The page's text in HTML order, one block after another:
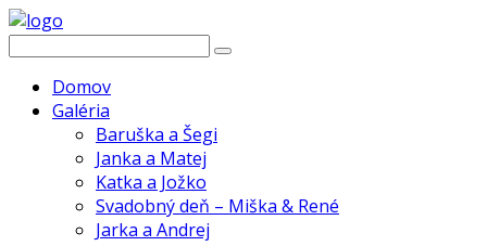
Domov
Galéria
Baruška a Šegi
Janka a Matej
Katka a Jožko
Svadobný deň – Miška & René
Jarka a Andrej